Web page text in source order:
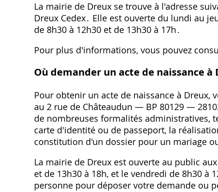
La mairie de Dreux se trouve à l'adresse
Dreux Cedex․ Elle est ouverte du lundi au
de 8h30 à 12h30 et de 13h30 à 17h․
Pour plus d'informations, vous pouvez
Où demander un acte de naissance à
Pour obtenir un acte de naissance à Dreux,
au 2 rue de Châteaudun ― BP 80129 ―
de nombreuses formalités administratives,
carte d'identité ou de passeport, la
constitution d'un dossier pour un mariage
La mairie de Dreux est ouverte au public
et de 13h30 à 18h, et le vendredi de 8h30 à
personne pour déposer votre demande ou